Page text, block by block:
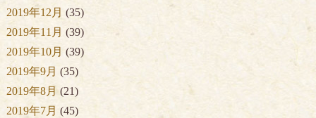
2019年12月 (35)
2019年11月 (39)
2019年10月 (39)
2019年9月 (35)
2019年8月 (21)
2019年7月 (45)